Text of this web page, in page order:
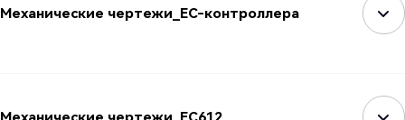
Механические чертежи_EC-контроллера